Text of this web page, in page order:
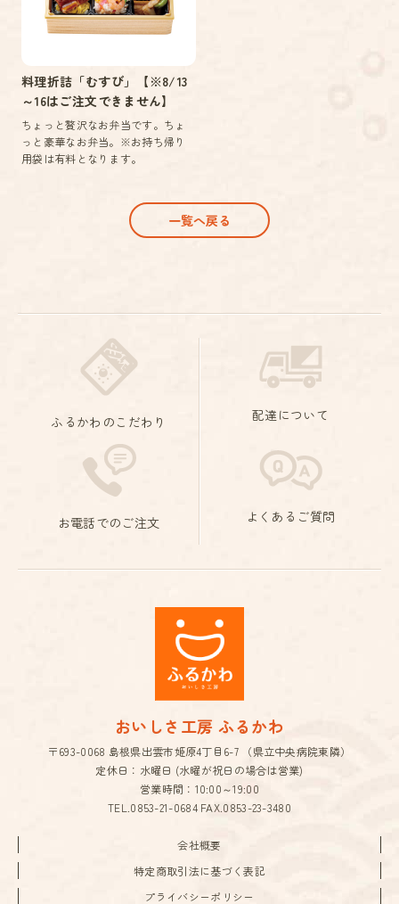
料理折詰「むすび」【※8/13
～16はご注文できません】
ちょっと贅沢なお弁当です。ちょ
っと豪華なお弁当。※お持ち帰り
用袋は有料となります。
一覧へ戻る
ふるかわのこだわり 配達について
お電話でのご注文 よくあるご質問
おいしさ工房 ふるかわ
〒693-0068 島根県出雲市姫原4丁目6-7 （県立中央病院東隣）
定休日：水曜日 (水曜が祝日の場合は営業)
営業時間：10:00～19:00
TEL. 0853-21-0684FAX.0853-23-3480
会社概要
特定商取引法に基づく表記
プライバシーポリシー